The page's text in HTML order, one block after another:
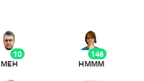
10
MEH
146
HMMM